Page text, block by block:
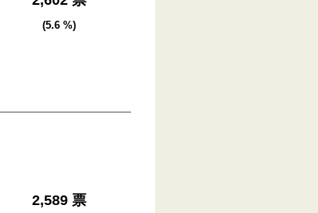
(5.6 %)
2,589 票